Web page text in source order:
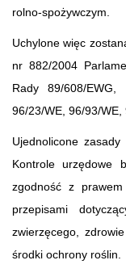
rolno-spożywczym.
Uchylone więc
nr 882/2004
Rady 89/608/EWG,
96/23/WE, 96/93/WE,
Ujednolicone
Kontrole urzędowe
zgodność z
przepisami
zwierzęcego,
środki ochrony roślin.